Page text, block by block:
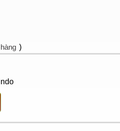
)